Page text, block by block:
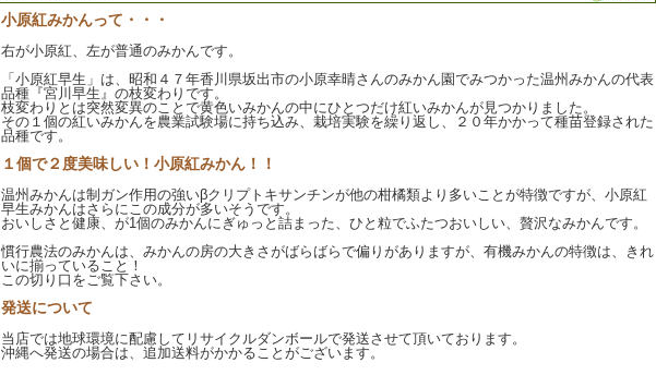
小原紅みかんって・・・
右が小原紅、左が普通のみかんです。
「小原紅早生」は、昭和４７年香川県坂出市の小原幸晴さんのみかん園でみつかった温州みかんの代表
品種『宮川早生』の枝変わりです。
枝変わりとは突然変異のことで黄色いみかんの中にひとつだけ紅いみかんが見つかりました。
その１個の紅いみかんを農業試験場に持ち込み、栽培実験を繰り返し、２０年かかって種苗登録された
品種です。
１個で２度美味しい！小原紅みかん！！
温州みかんは制ガン作用の強いβクリプトキサンチンが他の柑橘類より多いことが特徴ですが、小原紅
早生みかんはさらにこの成分が多いそうです。
おいしさと健康、が1個のみかんにぎゅっと詰まった、ひと粒でふたつおいしい、贅沢なみかんです。
慣行農法のみかんは、みかんの房の大きさがばらばらで偏りがありますが、有機みかんの特徴は、きれ
いに揃っていること！
この切り口をご覧下さい。
発送について
当店では地球環境に配慮してリサイクルダンボールで発送させて頂いております。
沖縄へ発送の場合は、追加送料がかかることがございます。